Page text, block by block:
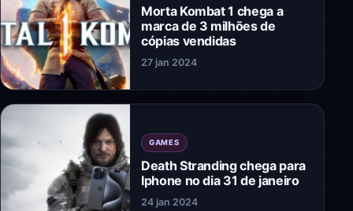
Morta Kombat 1 chega a
marca de 3 milhões de
cópias vendidas
27 jan 2024
GAMES
Death Stranding chega para
Iphone no dia 31 de janeiro
24 jan 2024